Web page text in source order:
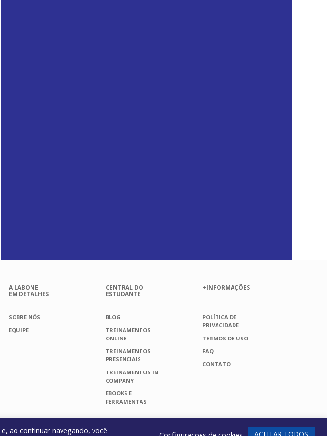
A LABONE
EM DETALHES
SOBRE NÓS
EQUIPE
CENTRAL DO
ESTUDANTE
BLOG
TREINAMENTOS
ONLINE
TREINAMENTOS
PRESENCIAIS
TREINAMENTOS IN
COMPANY
EBOOKS E
FERRAMENTAS
+INFORMAÇÕES
POLÍTICA DE
PRIVACIDADE
TERMOS DE USO
FAQ
CONTATO
e, ao continuar navegando, você
ACEITAR TODOS